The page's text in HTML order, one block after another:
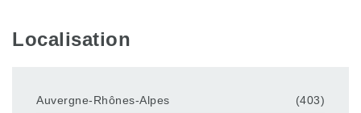
Localisation
Auvergne-Rhônes-Alpes
(403)